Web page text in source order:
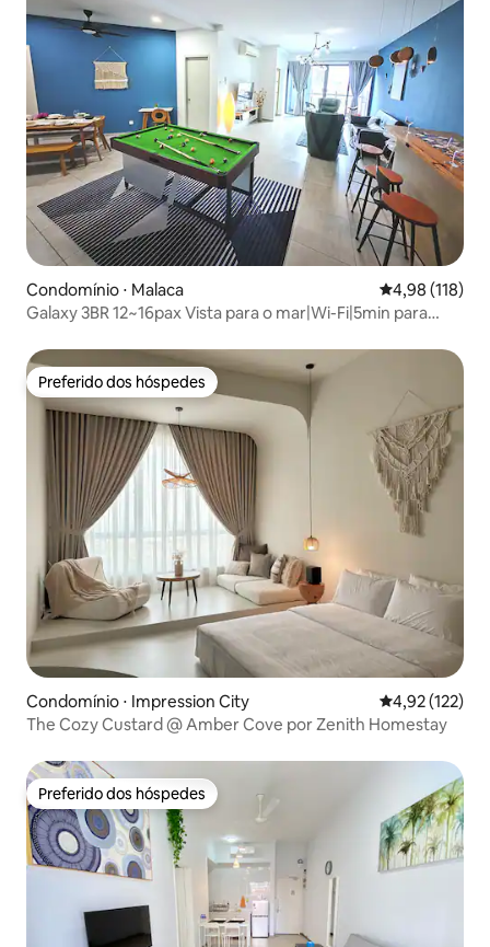
Condomínio ⋅ Malaca 4,98 de uma
4,98 (118)
Galaxy 3BR 12~16pax Vista para o mar|Wi-Fi|5min para
Preferido dos hóspedes
Preferido dos hóspedes
Condomínio ⋅ Impression City 4,92 de uma
4,92 (122)
The Cozy Custard @ Amber Cove por Zenith Homestay
Preferido dos hóspedes
Preferido dos hóspedes